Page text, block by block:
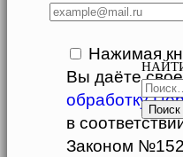
Нажимая
Вы даёте
обработку
в
Законом